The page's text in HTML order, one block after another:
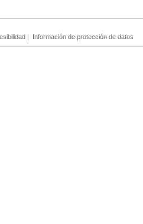
| Información de protección de datos